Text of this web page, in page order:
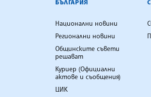
БЪЛГАРИЯ
Национални новини
Регионални новини
Общинските съвети
решават
Куриер (Официални
актове и съобщения)
ЦИК